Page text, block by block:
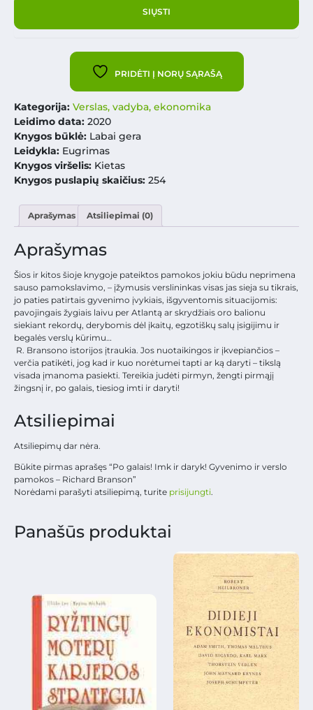
PRIDĖTI Į NORŲ SĄRAŠĄ
Kategorija: Verslas, vadyba, ekonomika
Leidimo data: 2020
Knygos būklė: Labai gera
Leidykla: Eugrimas
Knygos viršelis: Kietas
Knygos puslapių skaičius: 254
Aprašymas Atsiliepimai (0)
Aprašymas
Šios ir kitos šioje knygoje pateiktos pamokos jokiu būdu neprimena
sauso pamokslavimo, – įžymusis verslininkas visas jas sieja su tikrais,
jo paties patirtais gyvenimo įvykiais, išgyventomis situacijomis:
pavojingais žygiais laivu per Atlantą ar skrydžiais oro balionu
siekiant rekordų, derybomis dėl įkaitų, egzotiškų salų įsigijimu ir
begalės verslų kūrimu…
R. Bransono istorijos įtraukia. Jos nuotaikingos ir įkvepiančios –
verčia patikėti, jog kad ir kuo norėtumei tapti ar ką daryti – tikslą
visada įmanoma pasiekti. Tereikia judėti pirmyn, žengti pirmąjį
žingsnį ir, po galais, tiesiog imti ir daryti!
Atsiliepimai
Atsiliepimų dar nėra.
Būkite pirmas aprašęs “Po galais! Imk ir daryk! Gyvenimo ir verslo
pamokos – Richard Branson”
Norėdami parašyti atsiliepimą, turite prisijungti.
Panašūs produktai